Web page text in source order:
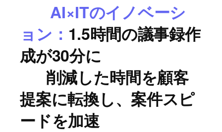
AI×ITのイノベーシ
ョン： 1.5時間の議事録作
成が30分に
削減した時間を顧客
提案に転換し、案件スピ
ードを加速